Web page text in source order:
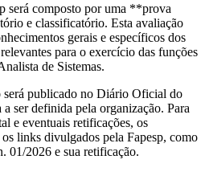
será composto por uma **prova
e classificatório. Esta avaliação
gerais e específicos dos
para o exercício das funções
de Sistemas.
publicado no Diário Oficial do
ser definida pela organização. Para
e eventuais retificações, os
links divulgados pela Fapesp, como
01/2026 e sua retificação.